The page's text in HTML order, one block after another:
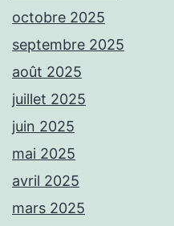
octobre 2025
septembre 2025
août 2025
juillet 2025
juin 2025
mai 2025
avril 2025
mars 2025